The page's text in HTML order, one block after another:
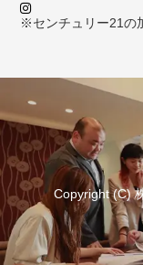
※センチュリー21の
Copyright (C)